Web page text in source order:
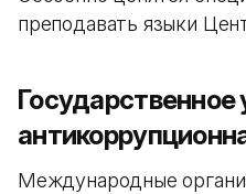
преподавать языки
Государственное
Международные